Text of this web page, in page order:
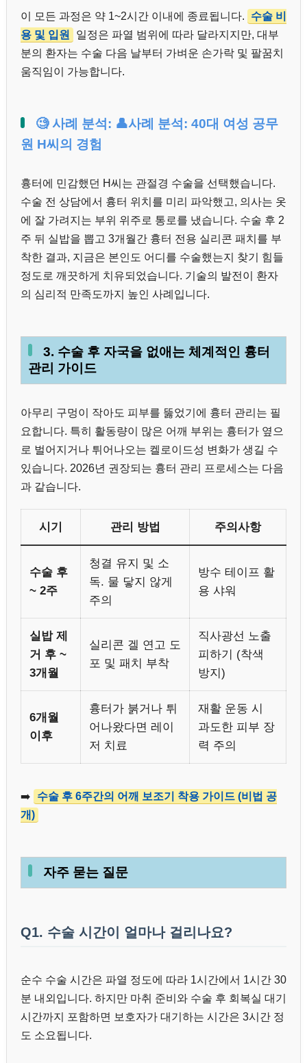
이 모든 과정은 약 1~2시간 이내에 종료됩니다.
수술 비
용 및 입원
일정은 파열 범위에 따라 달라지지만, 대부
분의 환자는 수술 다음 날부터 가벼운 손가락 및 팔꿈치
움직임이 가능합니다.
🧐 사례 분석: 👤사례 분석: 40대 여성 공무
원 H씨의 경험
흉터에 민감했던 H씨는 관절경 수술을 선택했습니다.
수술 전 상담에서 흉터 위치를 미리 파악했고, 의사는 옷
에 잘 가려지는 부위 위주로 통로를 냈습니다. 수술 후 2
주 뒤 실밥을 뽑고 3개월간 흉터 전용 실리콘 패치를 부
착한 결과, 지금은 본인도 어디를 수술했는지 찾기 힘들
정도로 깨끗하게 치유되었습니다. 기술의 발전이 환자
의 심리적 만족도까지 높인 사례입니다.
3. 수술 후 자국을 없애는 체계적인 흉터
관리 가이드
아무리 구멍이 작아도 피부를 뚫었기에 흉터 관리는 필
요합니다. 특히 활동량이 많은 어깨 부위는 흉터가 옆으
로 벌어지거나 튀어나오는 켈로이드성 변화가 생길 수
있습니다. 2026년 권장되는 흉터 관리 프로세스는 다음
과 같습니다.
시기 관리 방법 주의사항
수술 후
~ 2주
청결 유지 및 소
독. 물 닿지 않게
주의
방수 테이프 활
용 샤워
실밥 제
거 후 ~
3개월
실리콘 겔 연고 도
포 및 패치 부착
직사광선 노출
피하기 (착색
방지)
6개월
이후
흉터가 붉거나 튀
어나왔다면 레이
저 치료
재활 운동 시
과도한 피부 장
력 주의
➡️
수술 후 6주간의 어깨 보조기 착용 가이드 (비법 공
개)
자주 묻는 질문
Q1. 수술 시간이 얼마나 걸리나요?
순수 수술 시간은 파열 정도에 따라 1시간에서 1시간 30
분 내외입니다. 하지만 마취 준비와 수술 후 회복실 대기
시간까지 포함하면 보호자가 대기하는 시간은 3시간 정
도 소요됩니다.